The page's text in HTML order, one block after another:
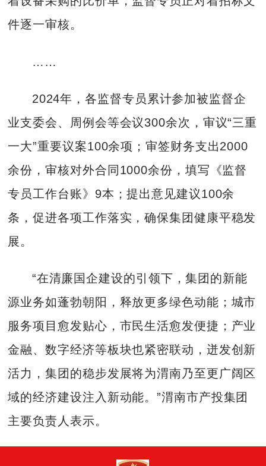
件逐一审核。
……
2024年，各监督专员累计参加被监督企
业支委会、周例会等会议300余次，审议“三重
一大”重要议案100余项；审签财务支出2000
余份，审核对外合同1000余份，填写《监督
专员工作台账》9本；提出意见建议100余
条，促进各项工作落实，确保集团健康平稳发
展。
“在清廉国企建设的引领下，集团的新能
源业务如蓬勃朝阳，释放更多绿色动能；城市
服务项目愈发贴心，市民生活愈发便捷；产业
金融、数字经济等板块也紧密联动，迸发创新
活力，集团的稳步发展将为渭南乃至更广阔区
域的经济建设注入新动能。”渭南市产投集团
主要负责人表示。